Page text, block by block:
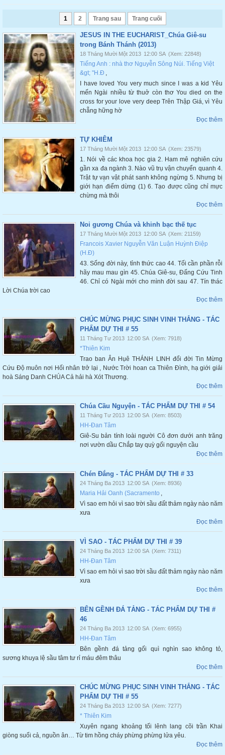
1 2 Trang sau Trang cuối
JESUS IN THE EUCHARIST_Chúa Giê-su
trong Bánh Thánh (2013)
18 Tháng Mười Một 2013 12:00 SA (Xem: 22848)
Tiếng Anh : nhà thơ Nguyễn Sông Núi. Tiếng Việt
&gt; "H.Đ ,
I have loved You very much since I was a kid Yêu
mến Ngài nhiều từ thuở còn thơ You died on the
cross for your love very deep Trên Thập Giá, vì Yêu
chẵng hững hờ
Đọc thêm
TỰ KHIÊM
17 Tháng Mười Một 2013 12:00 SA (Xem: 23579)
1. Nói về các khoa học gia 2. Ham mê nghiên cứu
gần xa đa ngành 3. Nào vũ trụ vận chuyển quanh 4.
Trật tự vạ̣n vật phát sanh không ngừng 5. Nhưng bị
giới hạn điểm dừng (1) 6. Tạo được cũng chỉ mực
chừng mà thôi
Đọc thêm
Noi gương Chúa và khinh bạc thế tục
17 Tháng Mười Một 2013 12:00 SA (Xem: 21159)
Francois Xavier Nguyễn Văn Luận Huỳnh Điệp
(H.Đ)
43. Sống đời này, tỉnh thức cao 44. Tối cần phần rỗi
hãy mau mau gìn 45. Chúa Giê-su, Đấng Cứu Tinh
46. Chỉ có Ngài mới cho mình đời sau 47. Tín thác
Lời Chúa trời cao
Đọc thêm
CHÚC MỪNG PHỤC SINH VINH THẮNG - TÁC
PHẨM DỰ THI # 55
11 Tháng Tư 2013 12:00 SA (Xem: 7918)
*Thiên Kim
Trao ban Ân Hụê THÁNH LINH đổi đời Tin Mừng
Cứu Độ muôn nơi Hối nhân trở lại , Nước Trời hoan ca Thiên Đình, hạ giới giải
hoà Sáng Danh CHÚA Cả hải hà Xót Thương.
Đọc thêm
Chúa Cầu Nguyện - TÁC PHẨM DỰ THI # 54
11 Tháng Tư 2013 12:00 SA (Xem: 8503)
HH-Đan Tâm
Giê-Su bản tính loài người Cô đơn dưới anh trăng
nơi vườn dầu Chắp tay quỳ gối nguyện cầu
Đọc thêm
Chén Đắng - TÁC PHẨM DỰ THI # 33
24 Tháng Ba 2013 12:00 SA (Xem: 8936)
Maria Hải Oanh (Sacramento ,
Vì sao em hỏi vì sao trời sầu đất thảm ngày nào năm
xưa
Đọc thêm
VÌ SAO - TÁC PHẨM DỰ THI # 39
24 Tháng Ba 2013 12:00 SA (Xem: 7311)
HH-Đan Tâm
Vì sao em hỏi vì sao trời sầu đất thảm ngày nào năm
xưa
Đọc thêm
BÊN GỀNH ĐÁ TẢNG - TÁC PHẨM DỰ THI #
46
24 Tháng Ba 2013 12:00 SA (Xem: 6955)
HH-Đan Tâm
Bên gềnh đá tảng gối quì nghìn sao không tỏ,
sương khuya lệ sầu tâm tư rỉ máu đêm thâu
Đọc thêm
CHÚC MỪNG PHỤC SINH VINH THẮNG - TÁC
PHẨM DỰ THI # 55
24 Tháng Ba 2013 12:00 SA (Xem: 7277)
* Thiên Kim
Xuyên ngang khoảng tối lênh lang cõi trần Khai
giòng suối cả, nguồn ân… Từ tim hồng cháy phừng phừng lửa yêu.
Đọc thêm